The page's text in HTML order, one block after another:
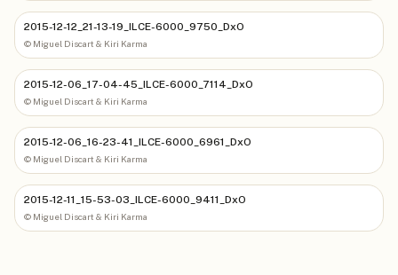
2015-12-12_21-13-19_ILCE-6000_9750_DxO
© Miguel Discart & Kiri Karma
2015-12-06_17-04-45_ILCE-6000_7114_DxO
© Miguel Discart & Kiri Karma
2015-12-06_16-23-41_ILCE-6000_6961_DxO
© Miguel Discart & Kiri Karma
2015-12-11_15-53-03_ILCE-6000_9411_DxO
© Miguel Discart & Kiri Karma